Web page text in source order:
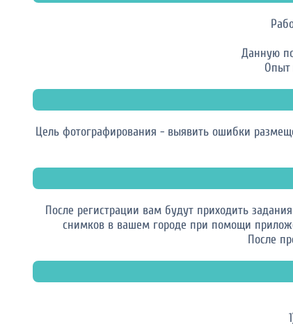
Данную
Опыт
Цель фотографирования - выявить ошибки
После регистрации вам будут приходить
снимков в вашем городе при помощи
После